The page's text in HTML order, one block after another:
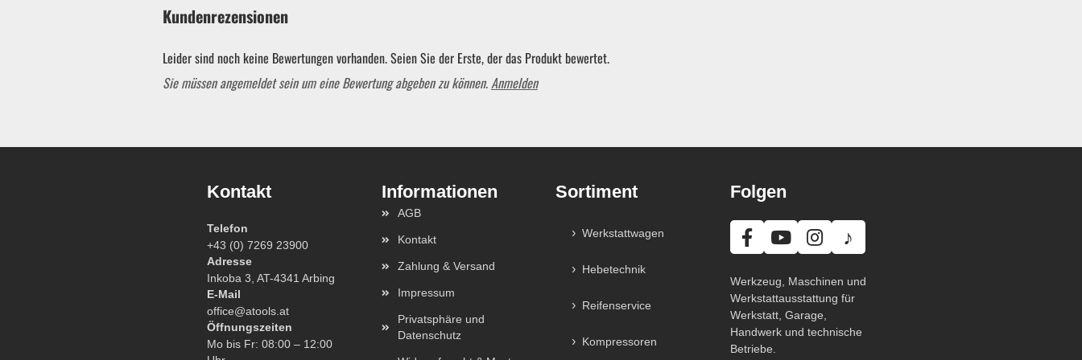
Hebelwerkzeug | Splinttreiber
Verbrauchsmaterial | Kleinteile
Garten & ATV-Quad anzeigen
Gartenpumpen
Kundenrezensionen
Leider sind noch keine Bewertungen vorhanden. Seien Sie der Erste, der das Produkt bewertet.
Sie müssen angemeldet sein um eine Bewertung abgeben zu können.Anmelden
Kontakt
Telefon
+43 (0) 7269 23900
Adresse
Inkoba 3, AT-4341 Arbing
E-Mail
office@atools.at
Öffnungszeiten
Mo bis Fr: 08:00 – 12:00
AGB
Kontakt
Zahlung & Versand
Impressum
Privatsphäre und
Datenschutz
Sortiment
Werkstattwagen
Hebetechnik
Reifenservice
Kompressoren
Folgen
♪
Werkzeug, Maschinen und
Werkstattausstattung für
Werkstatt, Garage,
Handwerk und technische
Betriebe.